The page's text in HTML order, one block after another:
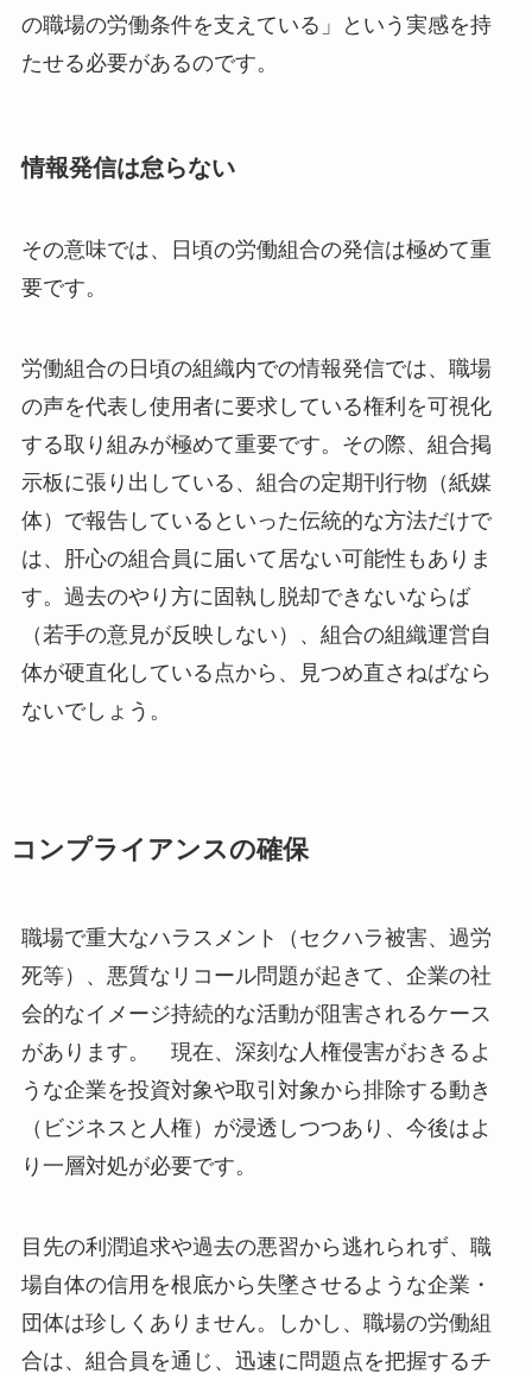
の職場の労働条件を支えている」という実感を持
たせる必要があるのです。
情報発信は怠らない
その意味では、日頃の労働組合の発信は極めて重
要です。
労働組合の日頃の組織内での情報発信では、職場
の声を代表し使用者に要求している権利を可視化
する取り組みが極めて重要です。その際、組合掲
示板に張り出している、組合の定期刊行物（紙媒
体）で報告しているといった伝統的な方法だけで
は、肝心の組合員に届いて居ない可能性もありま
す。過去のやり方に固執し脱却できないならば
（若手の意見が反映しない）、組合の組織運営自
体が硬直化している点から、見つめ直さねばなら
ないでしょう。
コンプライアンスの確保
職場で重大なハラスメント（セクハラ被害、過労
死等）、悪質なリコール問題が起きて、企業の社
会的なイメージ持続的な活動が阻害されるケース
があります。 現在、深刻な人権侵害がおきるよ
うな企業を投資対象や取引対象から排除する動き
（ビジネスと人権）が浸透しつつあり、今後はよ
り一層対処が必要です。
目先の利潤追求や過去の悪習から逃れられず、職
場自体の信用を根底から失墜させるような企業・
団体は珍しくありません。しかし、職場の労働組
合は、組合員を通じ、迅速に問題点を把握するチ